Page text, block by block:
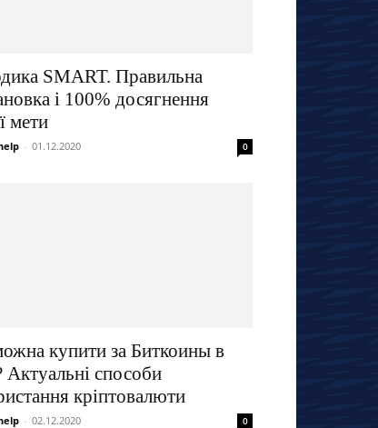
SMART. Правильна
і 100% досягнення
мети
- 01.12.2020 0
купити за Биткоины в
Актуальні способи
кріптовалюти
- 02.12.2020 0